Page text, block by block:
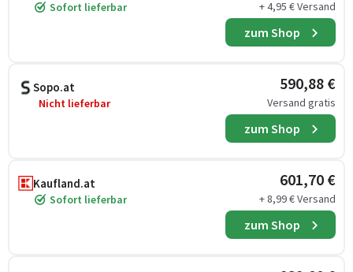
Sofort lieferbar + 4,95 € Versand
zum Shop
Sopo.at
Nicht lieferbar
590,88 €
Versand gratis
zum Shop
Kaufland.at
Sofort lieferbar
601,70 €
+ 8,99 € Versand
zum Shop